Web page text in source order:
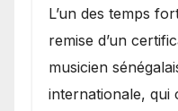
​L’un des temps
remise d’un
musicien
internationale, qui